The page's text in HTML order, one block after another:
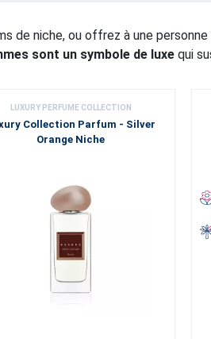
de niche, ou offrez à une
sont un symbole de luxe qui
LUXURY PERFUME COLLECTION
Collection Parfum - Silver
Orange Niche